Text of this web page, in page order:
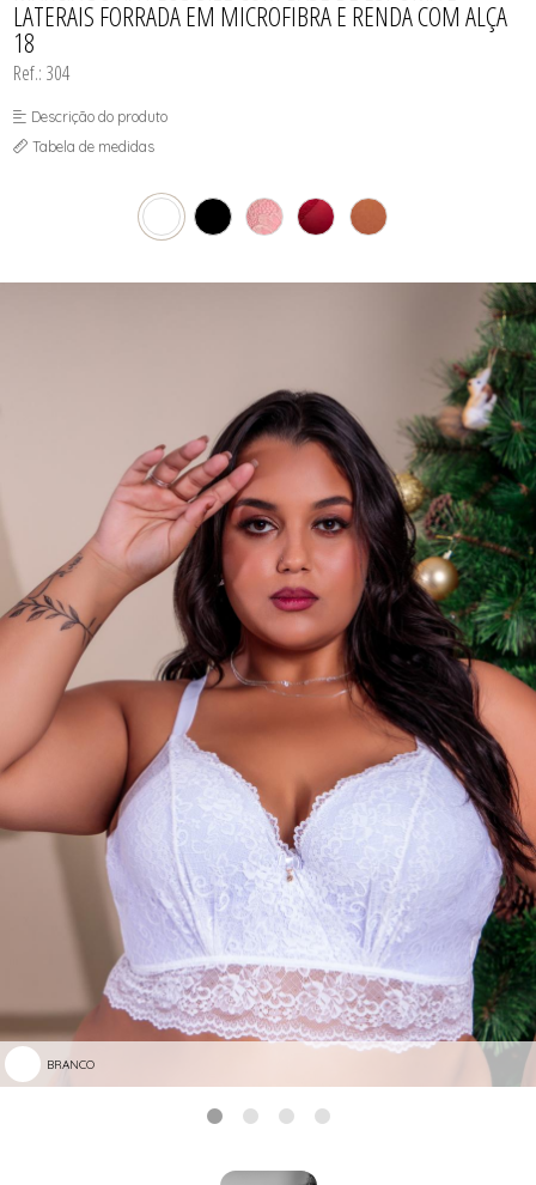
LATERAIS FORRADA EM MICROFIBRA E RENDA COM ALÇA
18
Ref.: 304
Descrição do produto
Tabela de medidas
BRANCO